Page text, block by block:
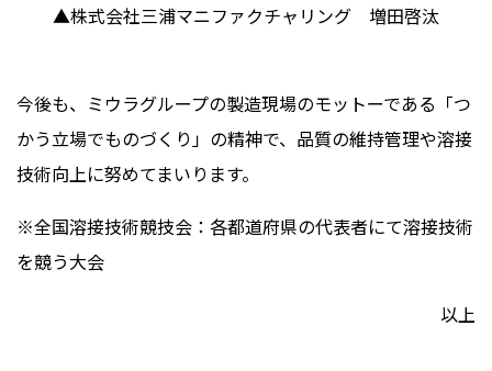
▲株式会社三浦マニファクチャリング 増田啓汰
今後も、ミウラグループの製造現場のモットーである「つ
かう立場でものづくり」の精神で、品質の維持管理や溶接
技術向上に努めてまいります。
※全国溶接技術競技会：各都道府県の代表者にて溶接技術
を競う大会
以上